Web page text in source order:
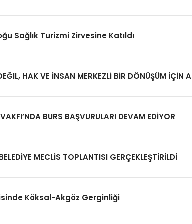
Sağlık Turizmi Zirvesine Katıldı
HAK VE İNSAN MERKEZLi BiR DÖNÜŞÜM İÇiN
BURS BAŞVURULARI DEVAM EDİYOR
MECLİS TOPLANTISI GERÇEKLEŞTİRİLDİ
Köksal-Akgöz Gerginliği